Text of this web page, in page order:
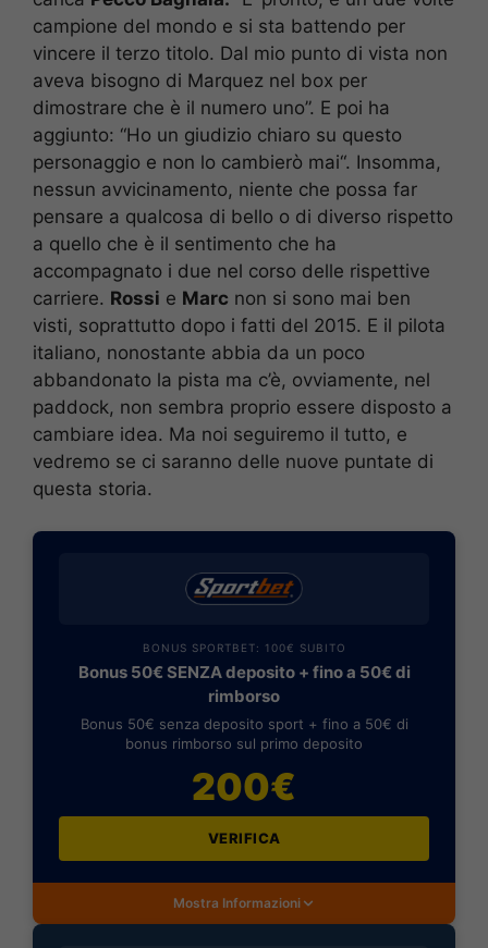
campione del mondo e si sta battendo per
vincere il terzo titolo. Dal mio punto di vista non
aveva bisogno di Marquez nel box per
dimostrare che è il numero uno”. E poi ha
aggiunto: “Ho un giudizio chiaro su questo
personaggio e non lo cambierò mai“. Insomma,
nessun avvicinamento, niente che possa far
pensare a qualcosa di bello o di diverso rispetto
a quello che è il sentimento che ha
accompagnato i due nel corso delle rispettive
carriere. Rossi e Marc non si sono mai ben
visti, soprattutto dopo i fatti del 2015. E il pilota
italiano, nonostante abbia da un poco
abbandonato la pista ma c’è, ovviamente, nel
paddock, non sembra proprio essere disposto a
cambiare idea. Ma noi seguiremo il tutto, e
vedremo se ci saranno delle nuove puntate di
questa storia.
BONUS SPORTBET: 100€ SUBITO
Bonus 50€ SENZA deposito + fino a 50€ di
rimborso
Bonus 50€ senza deposito sport + fino a 50€ di
bonus rimborso sul primo deposito
200€
VERIFICA
Mostra Informazioni